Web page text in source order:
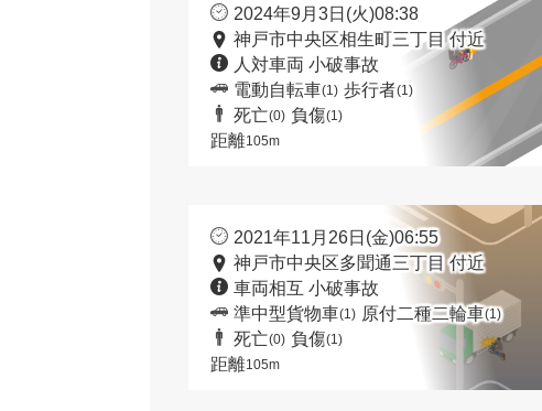
2024年9月3日(火)08:38
神戸市中央区相生町三丁目 付近
人対車両 小破事故
電動自転車(1) 歩行者(1)
死亡(0) 負傷(1)
距離105m
2021年11月26日(金)06:55
神戸市中央区多聞通三丁目 付近
車両相互 小破事故
準中型貨物車(1) 原付二種二輪車(1)
死亡(0) 負傷(1)
距離105m